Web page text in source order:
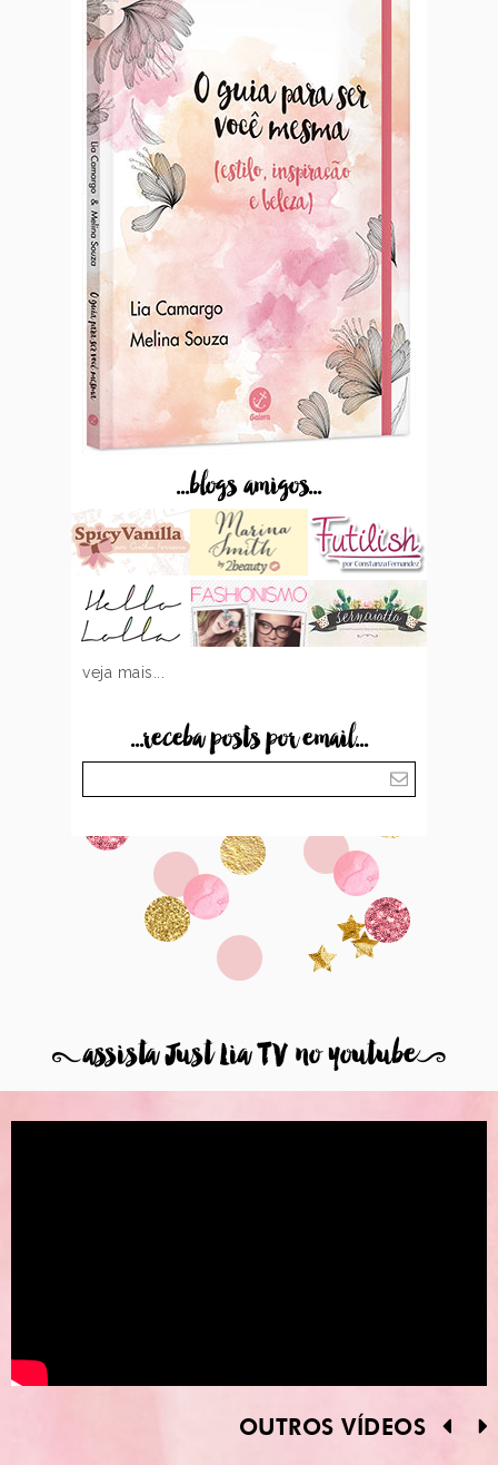
...blogs amigos...
veja mais...
...receba posts por email...
8assista Just Lia TV no youtube9
OUTROS VÍDEOS